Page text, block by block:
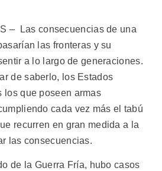
– Las consecuencias de una
las fronteras y su
a lo largo de generaciones.
de saberlo, los Estados
los que poseen armas
cada vez más el tabú
recurren en gran medida a la
las consecuencias.
de la Guerra Fría, hubo casos